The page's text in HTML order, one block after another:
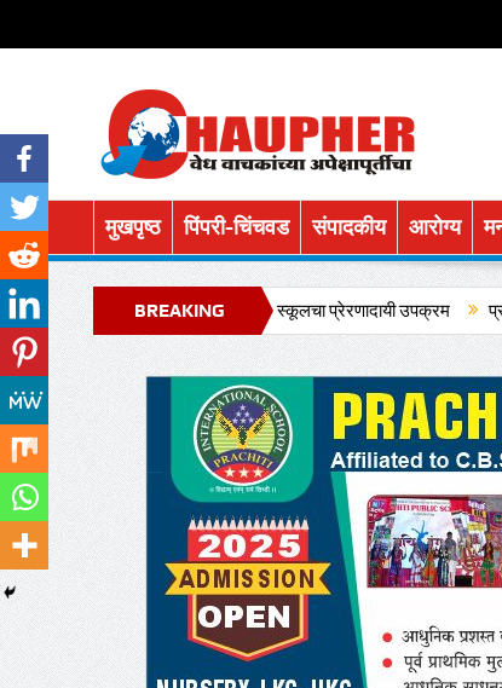
मुखपृष्ठ पिंपरी-चिंचवड संपादकीय आरोग्य
BREAKING
NEWS
प्रचिती इंटरनॅशनल स्कूलचा प्रेरणादायी उपक्रम प्रचिती पब्लिक स्कूल,